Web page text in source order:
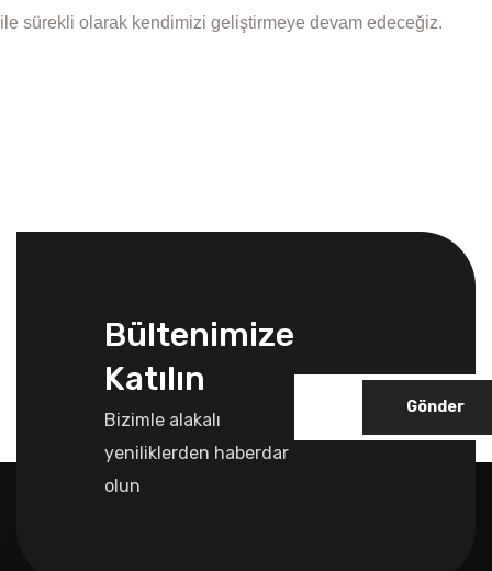
ile sürekli olarak kendimizi geliştirmeye devam edeceğiz.
Bültenimize
Katılın
Bizimle alakalı
yeniliklerden haberdar
olun
Gönder